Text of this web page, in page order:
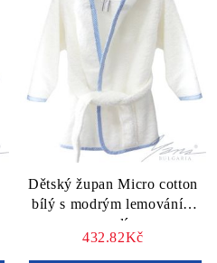
Dětský župan Micro cotton
bílý s modrým lemováním
popelín
432.82Kč